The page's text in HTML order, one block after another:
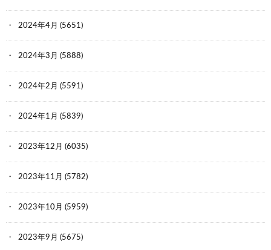
2024年4月 (5651)
2024年3月 (5888)
2024年2月 (5591)
2024年1月 (5839)
2023年12月 (6035)
2023年11月 (5782)
2023年10月 (5959)
2023年9月 (5675)